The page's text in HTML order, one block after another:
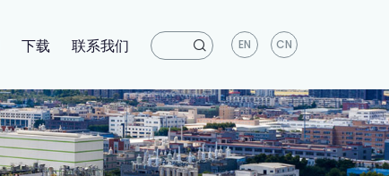
EN CN
下载 联系我们